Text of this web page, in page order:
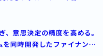
ム導入プロジェクト
、意思決定の精度を高める。
を同時開発したファイナンス